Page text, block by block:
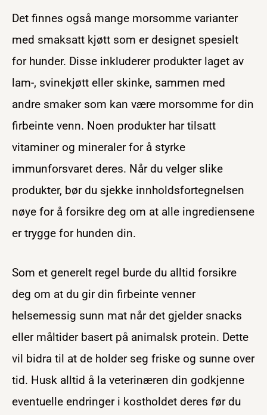
Det finnes også mange morsomme varianter
med smaksatt kjøtt som er designet spesielt
for hunder. Disse inkluderer produkter laget av
lam-, svinekjøtt eller skinke, sammen med
andre smaker som kan være morsomme for din
firbeinte venn. Noen produkter har tilsatt
vitaminer og mineraler for å styrke
immunforsvaret deres. Når du velger slike
produkter, bør du sjekke innholdsfortegnelsen
nøye for å forsikre deg om at alle ingrediensene
er trygge for hunden din.
Som et generelt regel burde du alltid forsikre
deg om at du gir din firbeinte venner
helsemessig sunn mat når det gjelder snacks
eller måltider basert på animalsk protein. Dette
vil bidra til at de holder seg friske og sunne over
tid. Husk alltid å la veterinæren din godkjenne
eventuelle endringer i kostholdet deres før du